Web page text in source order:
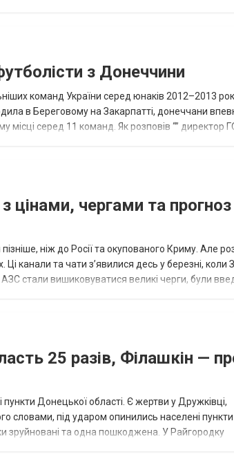
з Донеччини
команд України серед юнаків 2012–2013
в Береговому на Закарпатті, донеччани
місці серед 11 команд. Як розповів “” директор
цінами, чергами та прогноз
ніж до Росії та окупованого Криму. Але
канали та чати з’явилися десь у березні, коли
стали вишиковуватися великі черги, були
25 разів, Філашкін —
пункти Донецької області. Є жертви у Дружківці,
словами, під ударом опинились населені пункти
зруйновані та одна пошкоджена. У Райгородку